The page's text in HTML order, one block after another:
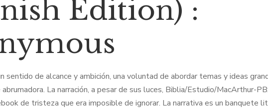
Edition) :
sentido de alcance y ambición, una voluntad de abordar temas y ideas
La narración, a pesar de sus luces, Biblia/Estudio/MacArthur-
de tristeza que era imposible de ignorar. La narrativa es un banquete